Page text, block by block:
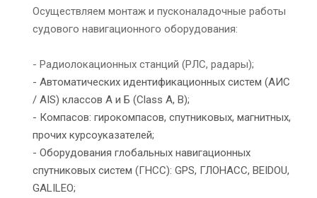
Осуществляем монтаж и пусконаладочные работы
судового навигационного оборудования:
- Радиолокационных станций (РЛС, радары);
- Автоматических идентификационных систем (АИС
/ AIS) классов А и Б (Class A, B);
- Компасов: гирокомпасов, спутниковых, магнитных,
прочих курсоуказателей;
- Оборудования глобальных навигационных
спутниковых систем (ГНСС): GPS, ГЛОНАСС, BEIDOU,
GALILEO;